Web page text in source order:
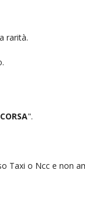
rarità.
".
Taxi o Ncc e non